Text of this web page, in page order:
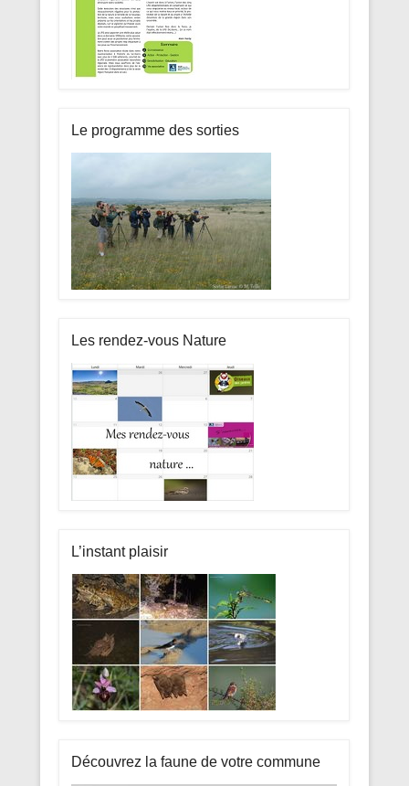
Le programme des sorties
Les rendez-vous Nature
L’instant plaisir
Découvrez la faune de votre commune